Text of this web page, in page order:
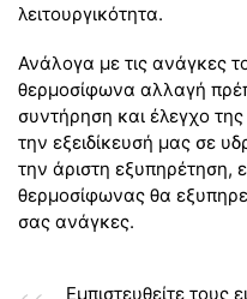
λειτουργικότητα.
Ανάλογα με τις ανάγκες
θερμοσίφωνα αλλαγή
συντήρηση και έλεγχο
την εξειδίκευσή μας σε
την άριστη εξυπηρέτηση,
θερμοσίφωνας θα
σας ανάγκες.
Εμπιστευθείτε τους